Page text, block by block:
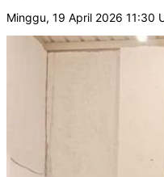
Minggu, 19 April 2026 11:30